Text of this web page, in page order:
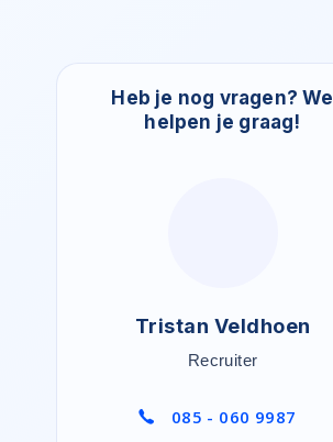
Heb je nog vragen? We
helpen je graag!
Tristan Veldhoen
Recruiter
085 - 060 9987